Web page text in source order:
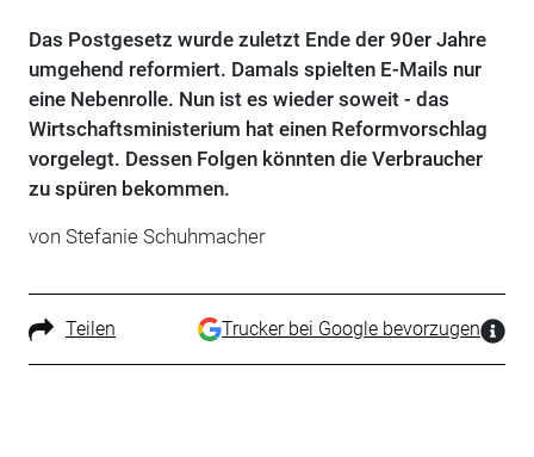
Das Postgesetz wurde zuletzt Ende der 90er Jahre
umgehend reformiert. Damals spielten E-Mails nur
eine Nebenrolle. Nun ist es wieder soweit - das
Wirtschaftsministerium hat einen Reformvorschlag
vorgelegt. Dessen Folgen könnten die Verbraucher
zu spüren bekommen.
von Stefanie Schuhmacher
Teilen Trucker bei Google bevorzugen